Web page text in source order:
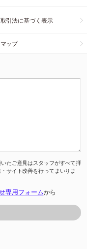
引法に基づく表示
ップ
たご意見はスタッフがすべて拝
サイト改善を行ってまいりま
専用フォームから